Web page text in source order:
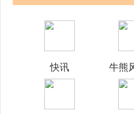
快讯 牛熊